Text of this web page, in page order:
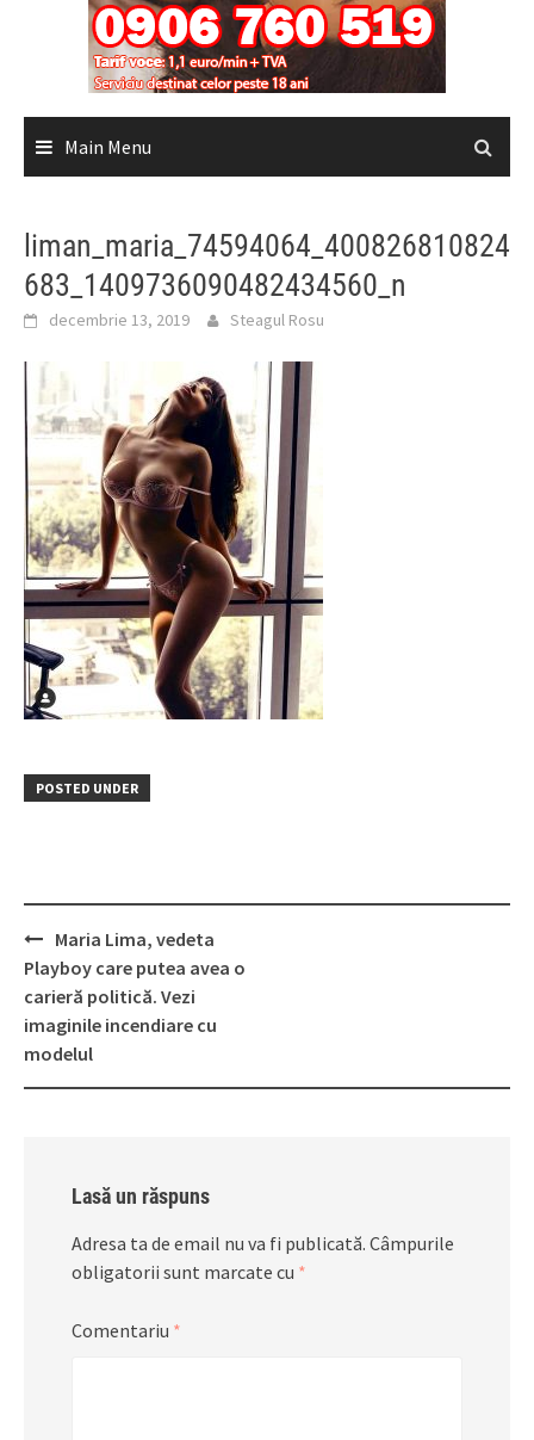
Main Menu
liman_maria_74594064_400826810824
683_1409736090482434560_n
decembrie 13, 2019 Steagul Rosu
POSTED UNDER
Post
navigation
Maria Lima, vedeta
Playboy care putea avea o
carieră politică. Vezi
imaginile incendiare cu
modelul
Lasă un răspuns
Adresa ta de email nu va fi publicată. Câmpurile
obligatorii sunt marcate cu *
Comentariu *